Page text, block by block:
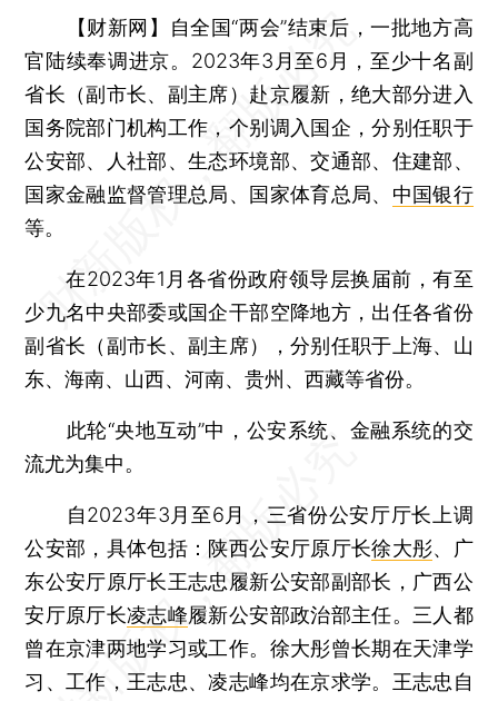
【财新网】
自全国“两会”结束后，一批地方高
官陆续奉调进京。2023年3月至6月，至少十名副
省长（副市长、副主席）赴京履新，绝大部分进入
国务院部门机构工作，个别调入国企，分别任职于
公安部、人社部、生态环境部、交通部、住建部、
国家金融监督管理总局、国家体育总局、 中国银行
等。
在2023年1月各省份政府领导层换届前，有至
少九名中央部委或国企干部空降地方，出任各省份
副省长（副市长、副主席），分别任职于上海、山
东、海南、山西、河南、贵州、西藏等省份。
此轮“央地互动”中，公安系统、金融系统的交
流尤为集中。
自2023年3月至6月，三省份公安厅厅长上调
公安部，具体包括：陕西公安厅原厅长徐大彤、广
东公安厅原厅长王志忠履新公安部副部长，广西公
安厅原厅长凌志峰履新公安部政治部主任。三人都
曾在京津两地学习或工作。徐大彤曾长期在天津学
习、工作，王志忠、凌志峰均在京求学。王志忠自